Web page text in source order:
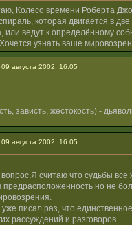
Колесо времени Роберта
которая двигается в
или ведут к определённому
узнать ваше
августа 2002, 16:05
зависть, жестокость) -
августа 2002, 16:05
считаю что судьбы все
предрасположенность но не
писал раз, что
рассуждений и разговоров.